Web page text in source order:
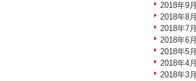
2018年9月
2018年8月
2018年7月
2018年6月
2018年5月
2018年4月
2018年3月